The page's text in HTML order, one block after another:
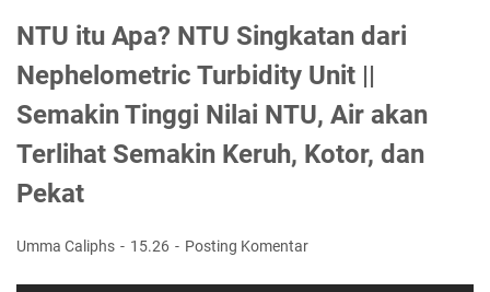
NTU itu Apa? NTU Singkatan dari
Nephelometric Turbidity Unit ||
Semakin Tinggi Nilai NTU, Air akan
Terlihat Semakin Keruh, Kotor, dan
Pekat
Umma Caliphs 15.26 Posting Komentar